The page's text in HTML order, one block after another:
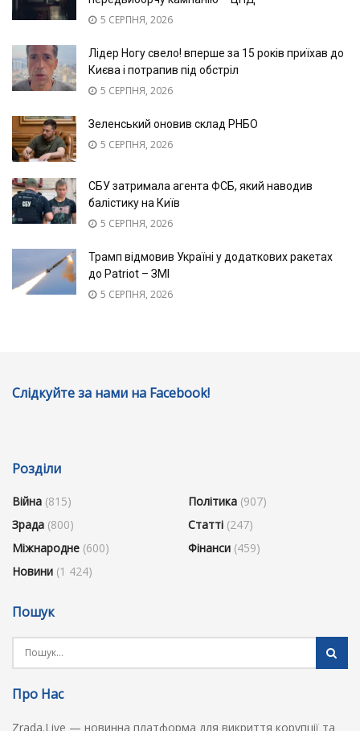
5 СЕРПНЯ, 2026
Лідер Ногу свело! вперше за 15 років приїхав до
Києва і потрапив під обстріл
5 СЕРПНЯ, 2026
Зеленський оновив склад РНБО
5 СЕРПНЯ, 2026
СБУ затримала агента ФСБ, який наводив
балістику на Київ
5 СЕРПНЯ, 2026
Трамп відмовив Україні у додаткових ракетах
до Patriot – ЗМІ
5 СЕРПНЯ, 2026
Слідкуйте за нами на Facebook!
Розділи
Війна (815)
Зрада (800)
Міжнародне (600)
Новини (1 424)
Політика (907)
Статті (247)
Фінанси (459)
Пошук
Про Нас
Zrada.Live — новинна платформа для викриття корупції та